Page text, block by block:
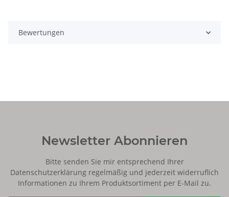
Bewertungen
Newsletter Abonnieren
Bitte senden Sie mir entsprechend Ihrer
Datenschutzerklärung regelmäßig und jederzeit widerruflich
Informationen zu Ihrem Produktsortiment per E-Mail zu.